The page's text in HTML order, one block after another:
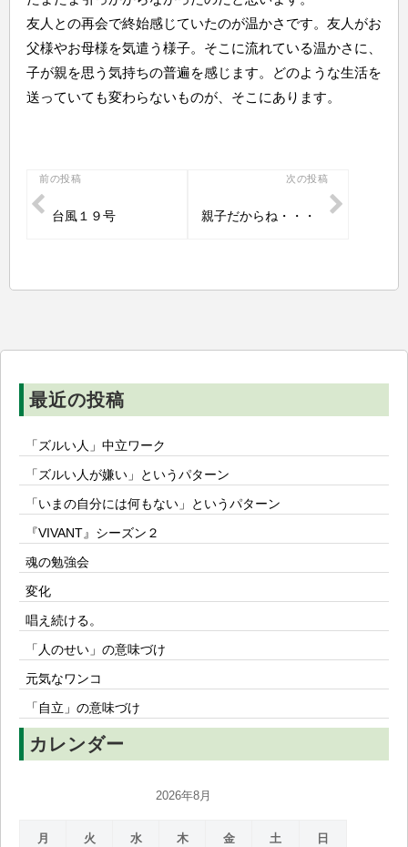
友人との再会で終始感じていたのが温かさです。友人がお
父様やお母様を気遣う様子。そこに流れている温かさに、
子が親を思う気持ちの普遍を感じます。どのような生活を
送っていても変わらないものが、そこにあります。
投
稿
ン
前の投稿
台風１９号
次の投稿
親子だからね・・・
最近の投稿
「ズルい人」中立ワーク
「ズルい人が嫌い」というパターン
「いまの自分には何もない」というパターン
『VIVANT』シーズン２
魂の勉強会
変化
唱え続ける。
「人のせい」の意味づけ
元気なワンコ
「自立」の意味づけ
カレンダー
2026年8月
月 火 水 木 金 土 日